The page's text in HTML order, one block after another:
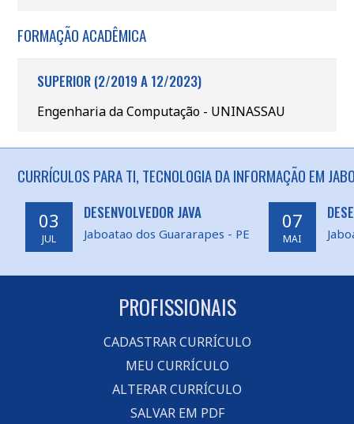
FORMAÇÃO ACADÊMICA
SUPERIOR (2/2019 A 12/2023)
Engenharia da Computação - UNINASSAU
CURRÍCULOS PARA TI, TECNOLOGIA DA INFORMAÇÃO EM
03
JUL
DESENVOLVEDOR JAVA
Jaboatao dos Guararapes - PE
07
MAI
PROFISSIONAIS
CADASTRAR CURRÍCULO
MEU CURRÍCULO
ALTERAR CURRÍCULO
SALVAR EM PDF